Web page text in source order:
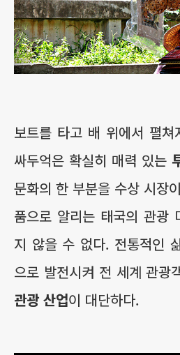
보트를 타고 배 위에서 펼쳐
싸두억은 확실히 매력 있는
문화의 한 부분을 수상 시장
품으로 알리는 태국의 관광
지 않을 수 없다. 전통적인
으로 발전시켜 전 세계 관광
관광 산업이 대단하다.